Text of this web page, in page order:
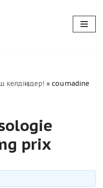
келдіңіздер! » coumadine
prix